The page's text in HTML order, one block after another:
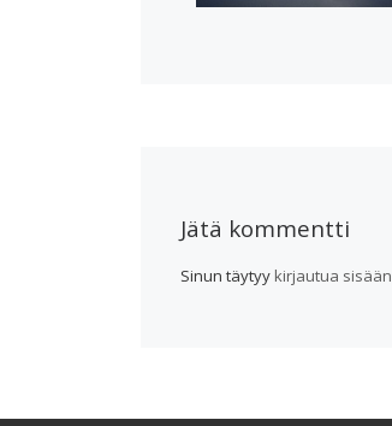
Jätä kommentti
Sinun täytyy kirjautua sisään